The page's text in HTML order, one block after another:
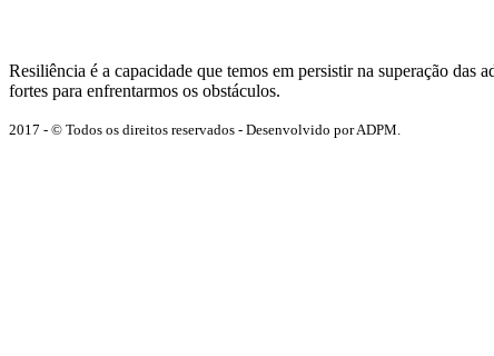
Resiliência é a capacidade que temos em persistir na superação das
fortes para enfrentarmos os obstáculos.
2017 - © Todos os direitos reservados - Desenvolvido por ADPM.